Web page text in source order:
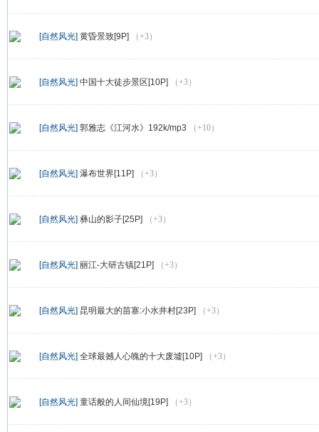
[自然风光] 黄昏景致[9P] （+3）
[自然风光] 中国十大徒步景区[10P] （+3）
[自然风光] 郭雅志《江河水》192k/mp3 （+10）
[自然风光] 瀑布世界[11P] （+3）
[自然风光] 彝山的影子[25P] （+3）
[自然风光] 丽江-大研古镇[21P] （+3）
[自然风光] 昆明最大的苗寨:小水井村[23P] （+3）
[自然风光] 全球最撼人心魄的十大废墟[10P] （+3）
[自然风光] 童话般的人间仙境[19P] （+3）